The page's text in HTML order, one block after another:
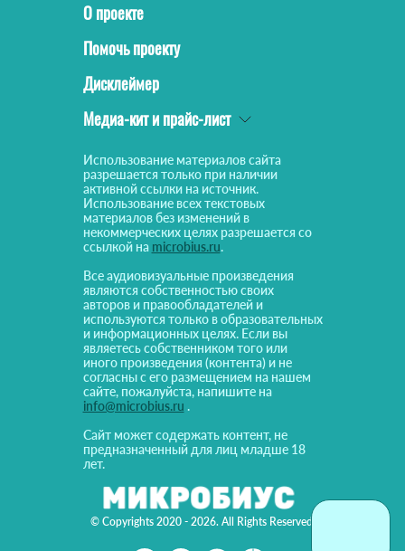
© Copyrights 2020 - 2026. All Rights Reserved!
О проекте
Помочь проекту
Дисклеймер
Медиа-кит и прайс-лист
Использование материалов сайта
разрешается только при наличии
активной ссылки на источник.
Использование всех текстовых
материалов без изменений в
некоммерческих целях разрешается со
ссылкой на microbius.ru.
Все аудиовизуальные произведения
являются собственностью своих
авторов и правообладателей и
используются только в образовательных
и информационных целях. Если вы
являетесь собственником того или
иного произведения (контента) и не
согласны с его размещением на нашем
сайте, пожалуйста, напишите на
info@microbius.ru .
Сайт может содержать контент, не
предназначенный для лиц младше 18
лет.